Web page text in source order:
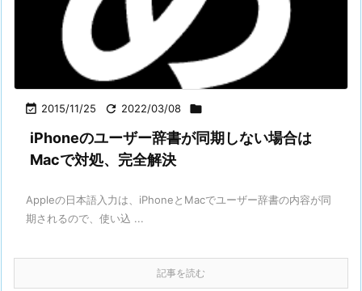
 2015/11/25  2022/03/08 
iPhoneのユーザー辞書が同期しない場合は
Macで対処、完全解決
Appleの日本語入力は、iPhoneとMacでユーザー辞書の内容が同
期されるので、使い込 ...
記事を読む